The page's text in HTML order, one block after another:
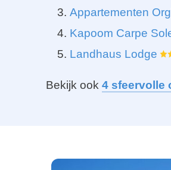
Appartementen
Kapoom Carpe
Landhaus Lodge
Bekijk ook 4 sfeervolle